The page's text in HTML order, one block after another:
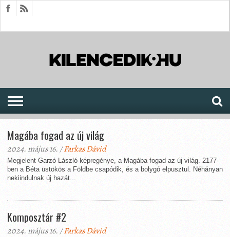
Magába fogad az új világ
2024. május 16. /Farkas Dávid
Megjelent Garzó László képregénye, a Magába fogad az új világ. 2177-
ben a Béta üstökös a Földbe csapódik, és a bolygó elpusztul. Néhányan
nekiindulnak új hazát...
Komposztár #2
2024. május 16. /Farkas Dávid